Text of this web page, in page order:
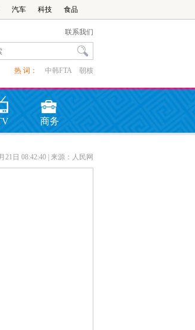
汽车 科技 食品
联系我们
热 词： 中韩FTA 朝核
商务
21日 08:42:40 | 来源：人民网